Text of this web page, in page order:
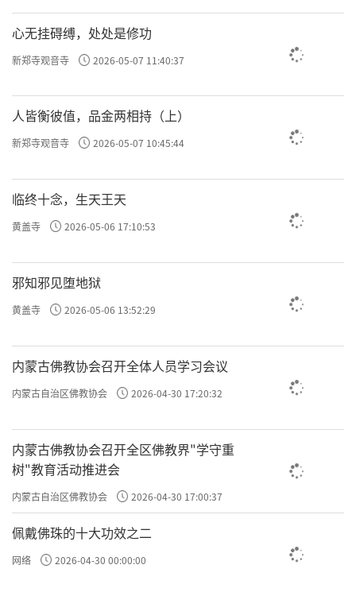
对立。
比如说，课件投影，大家都知道是电脑编程，
制，二进制是什么？0和1，就两个。0和1不断
的组合、不断的组合，成了课件投影。这还只
和阳吗？我们都可以做到，用0和1呈现一个视
频画面。对无与伦比的存在来说，它用阴和阳
呈现这个三维世界，那是太简单不过了。
云谷禅师说，
了，而这个念，它不是你从出生到此时此刻的
这就是为什么往上数你的祖先。现在想想古时
候的父母，媒妁之言，如果父母一直活在德当
们提亲，历数这一家的祖上，通常你嫁过去不
会太差。我们现在自由恋爱，如果你是出于人
欲自由恋爱，你的恋爱可能就进入魔窟了。你
现在自由恋爱也没问题，你知行合一；如果你
不知行合一，你欲行合一，你所谓的自由，让
你终身不得自由。如果作为家长，你最好的办
心无挂碍缚，处处是修功
新郑寺观音寺 2026-05-07 11:40:37
人皆衡彼值，品金两相持（上）
新郑寺观音寺 2026-05-07 10:45:44
临终十念，生天王天
黄盖寺 2026-05-06 17:10:53
邪知邪见堕地狱
黄盖寺 2026-05-06 13:52:29
内蒙古佛教协会召开全体人员学习会议
内蒙古自治区佛教协会 2026-04-30 17:20:32
内蒙古佛教协会召开全区佛教界"学守重
树"教育活动推进会
内蒙古自治区佛教协会 2026-04-30 17:00:37
佩戴佛珠的十大功效之二
网络 2026-04-30 00:00:00